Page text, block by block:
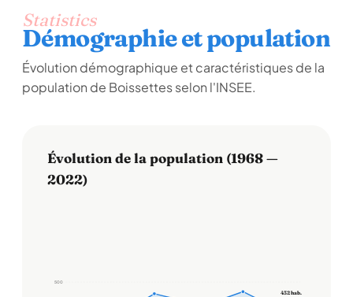
Statistics
Démographie et population
Évolution démographique et caractéristiques de la
population de Boissettes selon l'INSEE.
Évolution de la population (1968 —
2022)
500
432 hab.